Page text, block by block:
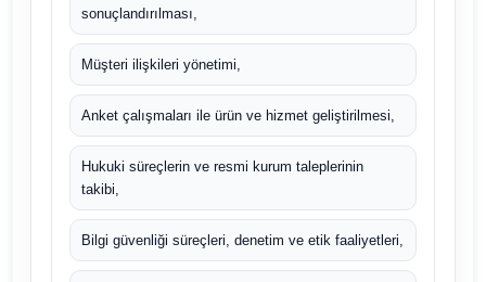
sonuçlandırılması,
Müşteri ilişkileri yönetimi,
Anket çalışmaları ile ürün ve hizmet geliştirilmesi,
Hukuki süreçlerin ve resmi kurum taleplerinin
takibi,
Bilgi güvenliği süreçleri, denetim ve etik faaliyetleri,